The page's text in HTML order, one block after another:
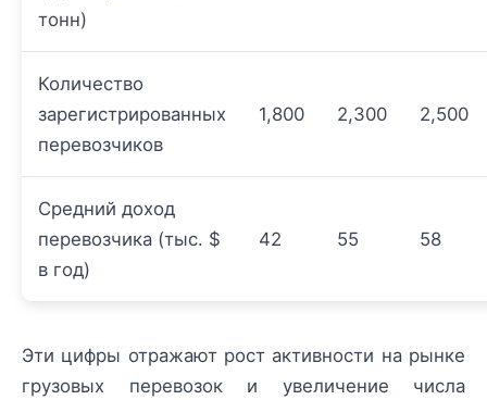
тонн)
Количество
зарегистрированных
перевозчиков
1,800 2,300 2,500
Средний доход
перевозчика (тыс. $
в год)
42 55 58
Эти цифры отражают рост активности на рынке
грузовых перевозок и увеличение числа